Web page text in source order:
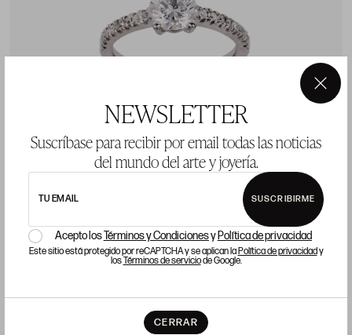
NEWSLETTER
Suscríbase para recibir por email todas las noticias
del mundo del arte y joyería.
TU EMAIL SUSCRIBIRME
Acepto losTérminos y Condicionesy Política de privacidad
Este sitio está protegido por reCAPTCHA y se aplican laPolítica de privacidady
losTérminos de serviciode Google.
CERRAR
×
Solitario 0.90 ct. diamantes